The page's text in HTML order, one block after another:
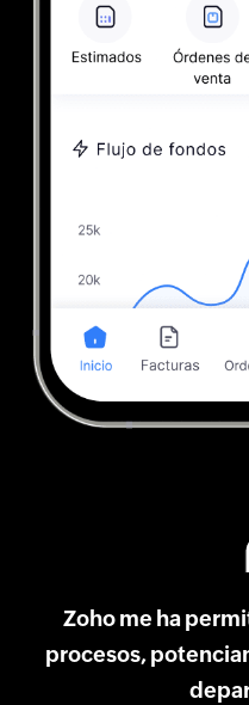
Zoho me ha
procesos,